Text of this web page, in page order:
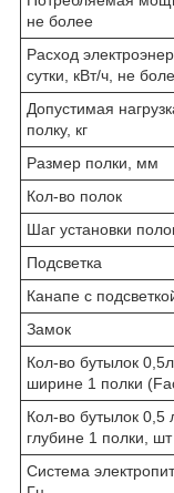
не более
Расход
сутки, кВт/ч, не
Допустимая
полку, кг
Размер полки, мм
Кол-во полок
Шаг установки
Подсветка
Канапе с
Замок
Кол-во бутылок
ширине 1 полки
Кол-во бутылок 0,5
глубине 1 полки, шт
Система